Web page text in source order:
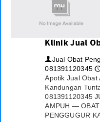
Klinik Jual
👤Jual Obat
081391120345
Apotik Jual Obat
Kandungan
081391120345
AMPUH —
PENGGUGUR